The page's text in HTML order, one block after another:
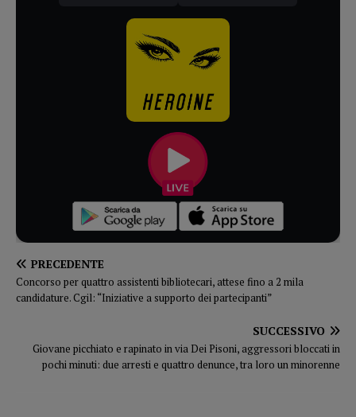
PRECEDENTE
Concorso per quattro assistenti bibliotecari, attese fino a 2 mila
candidature. Cgil: “Iniziative a supporto dei partecipanti”
SUCCESSIVO
Giovane picchiato e rapinato in via Dei Pisoni, aggressori bloccati in
pochi minuti: due arresti e quattro denunce, tra loro un minorenne